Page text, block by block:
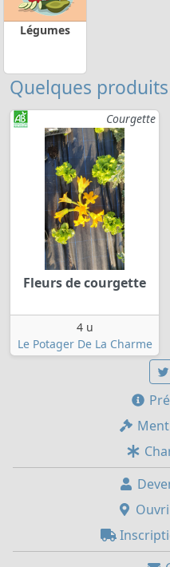
Légumes
Quelques
Courgette
Fleurs de courgette
4 u
Le Potager De La Charme